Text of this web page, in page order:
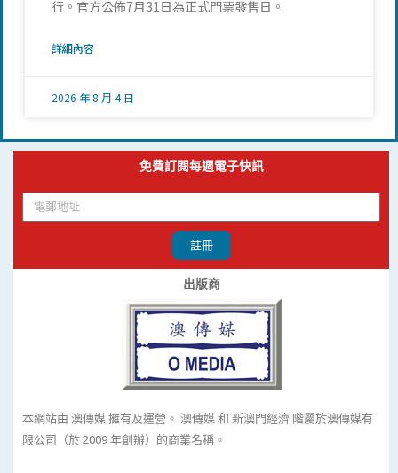
行。官方公佈7月31日為正式門票發售日。
詳細內容
2026 年 8 月 4 日
免費訂閱每週電子快訊
註冊
出版商
本網站由 澳傳媒 擁有及運營。 澳傳媒 和 新澳門經濟 階屬於澳傳媒有
限公司（於 2009 年創辦）的商業名稱。